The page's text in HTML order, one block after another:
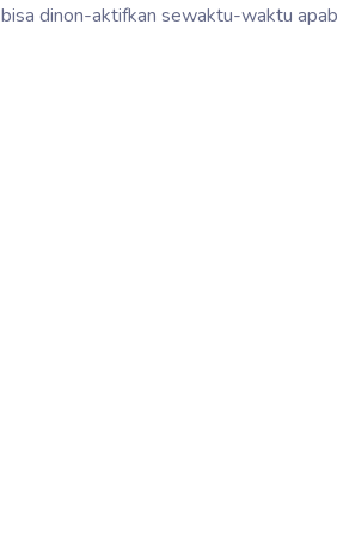
dinon-aktifkan sewaktu-waktu